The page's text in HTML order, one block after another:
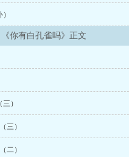
有白孔雀吗小说无广告 你有白孔雀
吗什么意思
有白色的孔雀 你有白孔雀吗免费阅读
你有白孔雀吗欠两三金
的照片吗 白
你有白孔雀吗男主叫什么 你有白孔
你
白孔雀吗完结了吗 你有白孔雀吗
下载百度云网盘
白孔雀样子 孔雀有白孔雀吗 为啥
小说欠金三两 你
免费阅读小说 你有白孔雀吗小说笔
《你有白孔雀吗》正文
）
三）
二）